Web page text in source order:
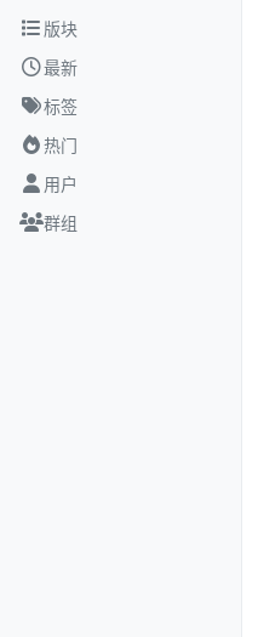
跳转至内容
版块
最新
标签
热门
用户
群组